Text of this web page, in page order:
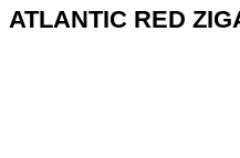
ATLANTIC RED